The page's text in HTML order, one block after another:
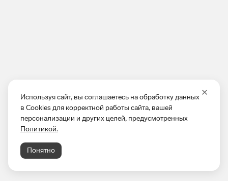
Используя сайт, вы соглашаетесь на обработку данных
в Cookies для корректной работы сайта, вашей
персонализации и других целей, предусмотренных
Политикой.
Понятно